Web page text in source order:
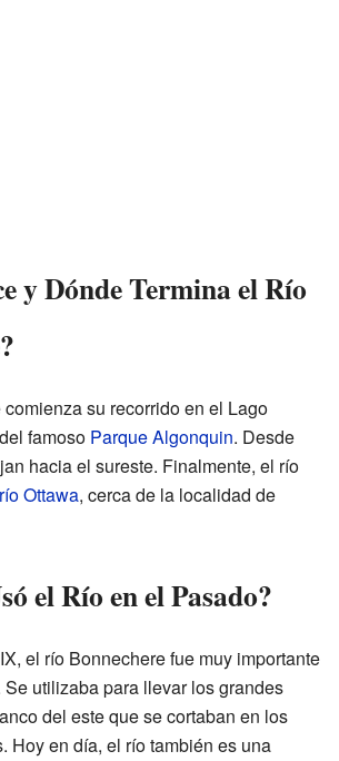
y Dónde Termina el Río
su recorrido en el Lago
famoso Parque Algonquin. Desde
hacia el sureste. Finalmente, el río
río Ottawa, cerca de la localidad de
el Río en el Pasado?
el río Bonnechere fue muy importante
utilizaba para llevar los grandes
del este que se cortaban en los
Hoy en día, el río también es una